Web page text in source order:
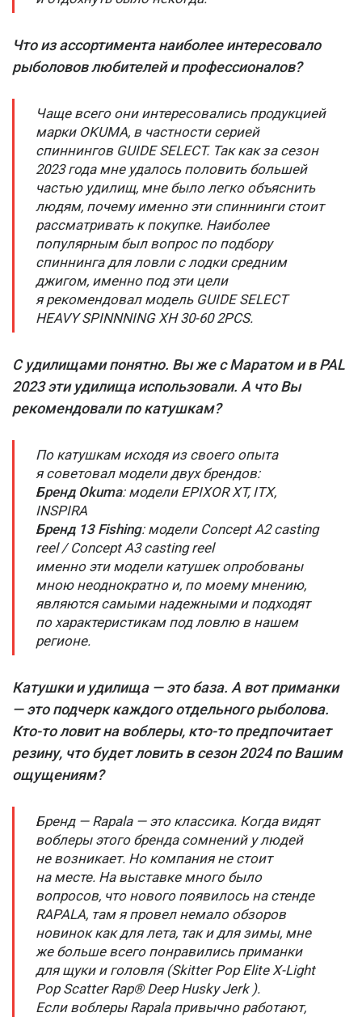
Что из ассортимента наиболее интересовало
рыболовов любителей и профессионалов?
Чаще всего они интересовались продукцией
марки OKUMA, в частности серией
спиннингов GUIDE SELECT. Так как за сезон
2023 года мне удалось половить большей
частью удилищ, мне было легко объяснить
людям, почему именно эти спиннинги стоит
рассматривать к покупке. Наиболее
популярным был вопрос по подбору
спиннинга для ловли с лодки средним
джигом, именно под эти цели
я рекомендовал модель GUIDE SELECT
HEAVY SPINNNING XH 30-60 2PCS.
С удилищами понятно. Вы же с Маратом и в PAL
2023 эти удилища использовали. А что Вы
рекомендовали по катушкам?
По катушкам исходя из своего опыта
я советовал модели двух брендов:
Бренд Okuma: модели EPIXOR XT, ITX,
INSPIRA
Бренд 13 Fishing: модели Concept A2 casting
reel / Concept A3 casting reel
именно эти модели катушек опробованы
мною неоднократно и, по моему мнению,
являются самыми надежными и подходят
по характеристикам под ловлю в нашем
регионе.
Катушки и удилища — это база. А вот приманки
— это подчерк каждого отдельного рыболова.
Кто-то ловит на воблеры, кто-то предпочитает
резину, что будет ловить в сезон 2024 по Вашим
ощущениям?
Бренд — Rapala — это классика. Когда видят
воблеры этого бренда сомнений у людей
не возникает. Но компания не стоит
на месте. На выставке много было
вопросов, что нового появилось на стенде
RAPALA, там я провел немало обзоров
новинок как для лета, так и для зимы, мне
же больше всего понравились приманки
для щуки и головля (Skitter Pop Elite X-Light
Pop Scatter Rap® Deep Husky Jerk ).
Если воблеры Rapala привычно работают,